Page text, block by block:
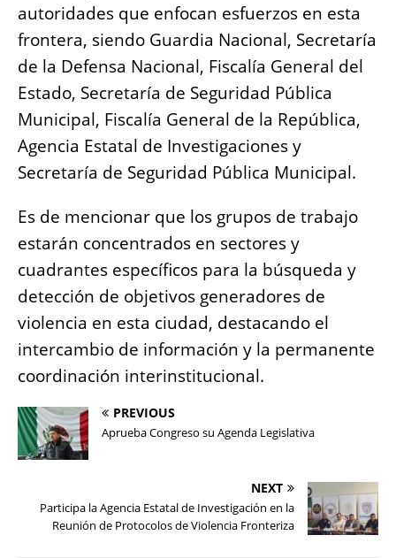
autoridades que enfocan esfuerzos en esta
frontera, siendo Guardia Nacional, Secretaría
de la Defensa Nacional, Fiscalía General del
Estado, Secretaría de Seguridad Pública
Municipal, Fiscalía General de la República,
Agencia Estatal de Investigaciones y
Secretaría de Seguridad Pública Municipal.
Es de mencionar que los grupos de trabajo
estarán concentrados en sectores y
cuadrantes específicos para la búsqueda y
detección de objetivos generadores de
violencia en esta ciudad, destacando el
intercambio de información y la permanente
coordinación interinstitucional.
PREVIOUS
Aprueba Congreso su Agenda Legislativa
NEXT
Participa la Agencia Estatal de Investigación en la
Reunión de Protocolos de Violencia Fronteriza